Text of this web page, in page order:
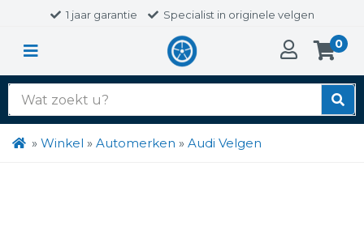
1 jaar garantie Specialist in originele velgen
0
Zoek
naar:
» Winkel » Automerken » Audi Velgen